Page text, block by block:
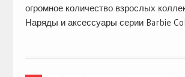
огромное количество взрослых
Наряды и аксессуары серии Barbie